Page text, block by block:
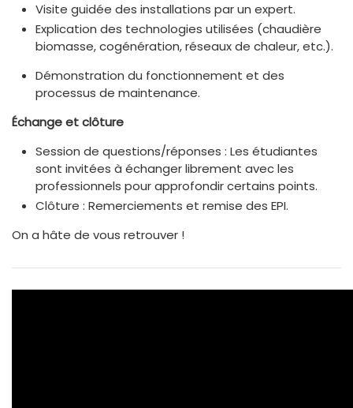
Visite guidée des installations par un expert.
Explication des technologies utilisées (chaudière
biomasse, cogénération, réseaux de chaleur, etc.).
Démonstration du fonctionnement et des
processus de maintenance.
Échange et clôture
Session de questions/réponses : Les étudiantes
sont invitées à échanger librement avec les
professionnels pour approfondir certains points.
Clôture : Remerciements et remise des EPI.
On a hâte de vous retrouver !